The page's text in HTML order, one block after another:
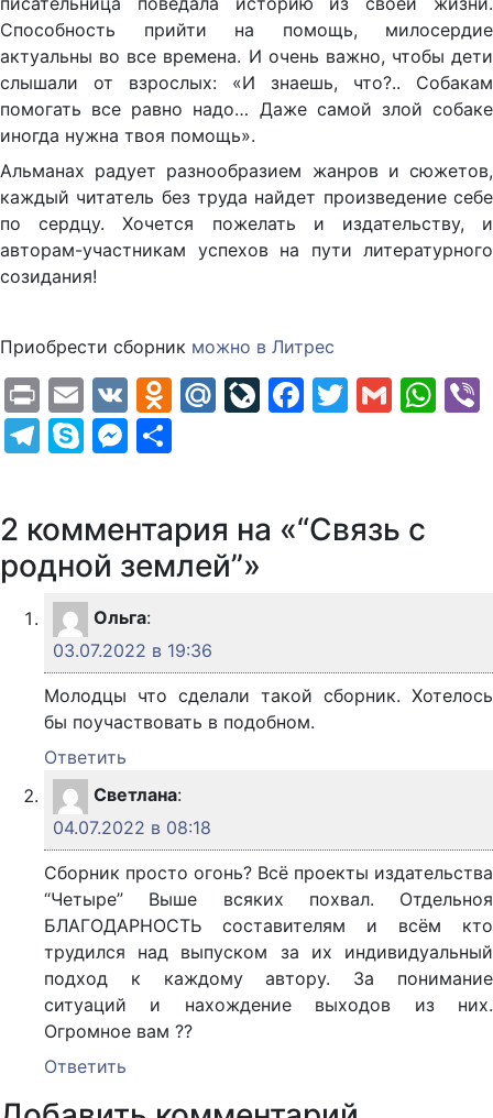
Способность прийти на помощь, милосердие
актуальны во все времена. И очень важно, чтобы дети
слышали от взрослых: «И знаешь, что?.. Собакам
помогать все равно надо… Даже самой злой собаке
иногда нужна твоя помощь».
Альманах радует разнообразием жанров и сюжетов,
каждый читатель без труда найдет произведение себе
по сердцу. Хочется пожелать и издательству, и
авторам-участникам успехов на пути литературного
созидания!
Приобрести сборник можно в Литрес
PrintEmail
VK Odnoklassniki
Mail.Ru
LiveJournal
Facebook
Twitter
Gmail
Telegram
SkypeMessenger
2 комментария на «“Связь с
родной землей”»
Ольга:
03.07.2022 в 19:36
Молодцы что сделали такой сборник. Хотелось
бы поучаствовать в подобном.
Ответить
Светлана:
04.07.2022 в 08:18
Сборник просто огонь? Всё проекты издательства
“Четыре” Выше всяких похвал. Отдельноя
БЛАГОДАРНОСТЬ составителям и всём кто
трудился над выпуском за их индивидуальный
подход к каждому автору. За понимание
ситуаций и нахождение выходов из них.
Огромное вам ??
Ответить